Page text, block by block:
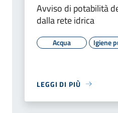
Avviso di potabilità
dalla rete idrica
Acqua Igiene
LEGGI DI PIÙ